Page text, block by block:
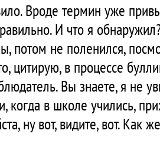
Вроде термин уже
И что я
потом не поленился,
цитирую, в процессе
Вы знаете, я не
когда в школе учились,
ну вот, видите, вот. Как